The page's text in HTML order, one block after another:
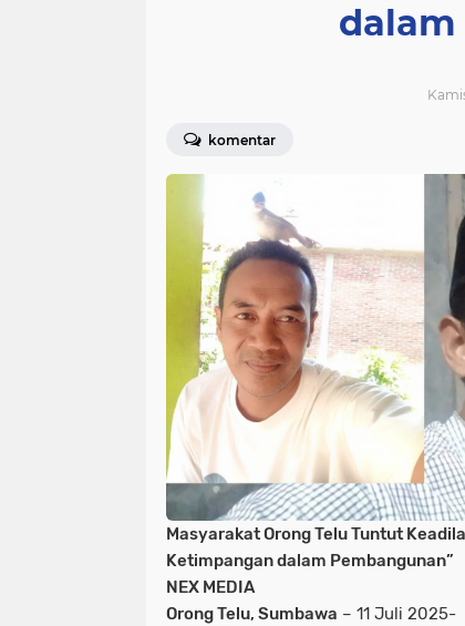
dalam
komentar
Masyarakat Orong Telu Tuntut
Ketimpangan dalam Pembangunan”
NEX MEDIA
Orong Telu, Sumbawa – 11 Juli 2025-